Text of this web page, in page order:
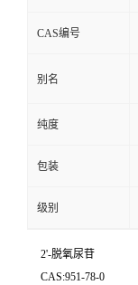
CAS编号
别名
纯度
包装
级别
2'-脱氧尿苷
CAS:951-78-0